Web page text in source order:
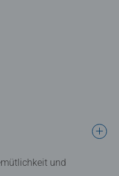
und